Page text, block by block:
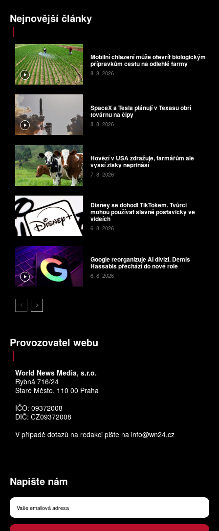
Nejnovější články
Mobilní chlazení může otevřít biologickým
přípravkům cestu na odlehlé farmy
8. 8. 2026
SpaceX a Tesla plánují v Texasu obří
továrnu na čipy
8. 8. 2026
Hovězí v USA zdražuje, farmářům ale
vyšší zisky nepřináší
7. 8. 2026
Disney se dohodl TikTokem. Tvůrci
mohou používat slavné postavičky ve
videích
6. 8. 2026
Google reorganizuje AI divizi. Demis
Hassabis přechází do nové role
6. 8. 2026
Provozovatel webu
World News Media, s.r.o.
Rybná 716/24
Staré Město, 110 00 Praha
IČO: 09372008
DIČ: CZ09372008
V případě dotazů na redakci pište na info@wn24.cz
Napište nám